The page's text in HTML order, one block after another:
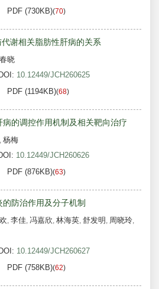
PDF (730KB)(70)
谢相关脂肪性肝病的关系
晓
DOI: 10.12449/JCH260625
PDF (1194KB)(68)
的调控作用机制及相关靶向治疗
, 杨梅
10.12449/JCH260626
PDF (876KB)(63)
防治作用及分子机制
, 李佳, 冯嘉欣, 林海英, 舒发明 , 周晓玲,
DOI: 10.12449/JCH260627
PDF (758KB)(62)